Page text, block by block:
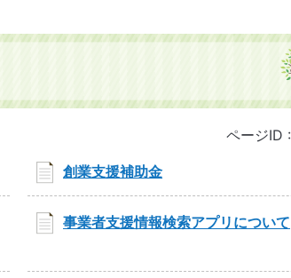
ページID :
創業支援補助金
事業者支援情報検索アプリについて